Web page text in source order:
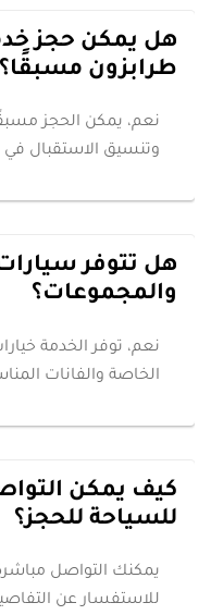
هل يمكن حجز
طرابزون مسبقًا؟
نعم، يمكن الحجز
وتنسيق الاستقبال في
هل تتوفر
والمجموعات؟
نعم، توفر الخدمة
الخاصة والفانات
كيف يمكن
للسياحة للحجز؟
يمكنك التواصل
للاستفسار عن